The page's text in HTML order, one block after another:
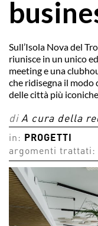
Sull’Isola Nova del
riunisce in un unico
meeting e una
che ridisegna il modo
delle città più
di A cura della
in:
PROGETTI
argomenti trattati: